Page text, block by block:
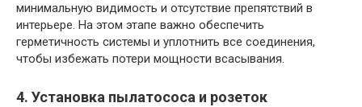
минимальную видимость и отсутствие препятствий в
интерьере. На этом этапе важно обеспечить
герметичность системы и уплотнить все соединения,
чтобы избежать потери мощности всасывания.
4. Установка пылатососа и розеток